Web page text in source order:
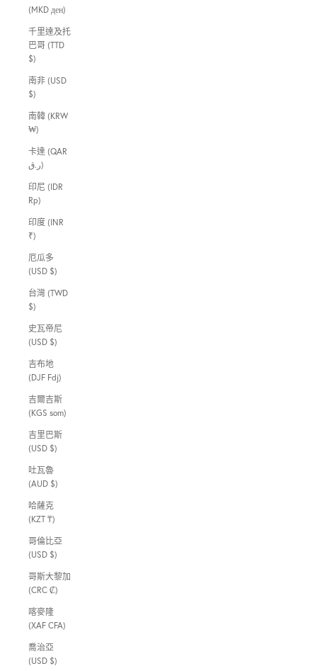
(MKD ден)
千里達及托
巴哥 (TTD
$)
南非 (USD
$)
南韓 (KRW
₩)
卡達 (QAR
ر.ق)
印尼 (IDR
Rp)
印度 (INR
₹)
厄瓜多
(USD $)
台灣 (TWD
$)
史瓦帝尼
(USD $)
吉布地
(DJF Fdj)
吉爾吉斯
(KGS som)
吉里巴斯
(USD $)
吐瓦魯
(AUD $)
哈薩克
(KZT ₸)
哥倫比亞
(USD $)
哥斯大黎加
(CRC ₡)
喀麥隆
(XAF CFA)
喬治亞
(USD $)